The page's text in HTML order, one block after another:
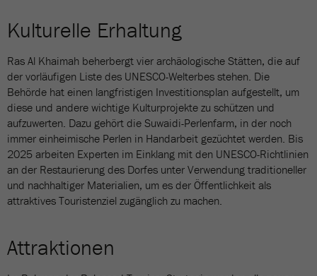
Kulturelle Erhaltung
Ras Al Khaimah beherbergt vier archäologische Stätten, die auf
der vorläufigen Liste des UNESCO-Welterbes stehen. Die
Behörde hat einen langfristigen Investitionsplan aufgestellt, um
diese und andere wichtige Kulturprojekte zu schützen und
aufzuwerten. Dazu gehört die Suwaidi-Perlenfarm, in der noch
immer einheimische Perlen in Handarbeit gezüchtet werden. Bis
2025 arbeiten Experten im Einklang mit den UNESCO-Richtlinien
an der Restaurierung des Dorfes unter Verwendung traditioneller
und nachhaltiger Materialien, um es der Öffentlichkeit als
attraktives Touristenziel zugänglich zu machen.
Attraktionen